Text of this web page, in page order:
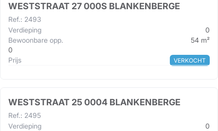
WESTSTRAAT 27 000S BLANKENBERGE
Ref.: 2493
Verdieping
0
Bewoonbare opp.
54 m²
0
Prijs
VERKOCHT
WESTSTRAAT 25 0004 BLANKENBERGE
Ref.: 2495
Verdieping
0